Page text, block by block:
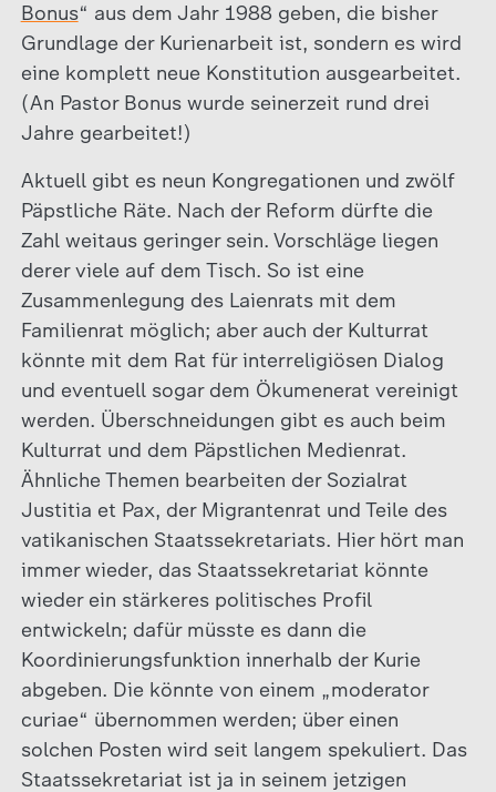
Bonus“ aus dem Jahr 1988 geben, die bisher
Grundlage der Kurienarbeit ist, sondern es wird
eine komplett neue Konstitution ausgearbeitet.
(An Pastor Bonus wurde seinerzeit rund drei
Jahre gearbeitet!)
Aktuell gibt es neun Kongregationen und zwölf
Päpstliche Räte. Nach der Reform dürfte die
Zahl weitaus geringer sein. Vorschläge liegen
derer viele auf dem Tisch. So ist eine
Zusammenlegung des Laienrats mit dem
Familienrat möglich; aber auch der Kulturrat
könnte mit dem Rat für interreligiösen Dialog
und eventuell sogar dem Ökumenerat vereinigt
werden. Überschneidungen gibt es auch beim
Kulturrat und dem Päpstlichen Medienrat.
Ähnliche Themen bearbeiten der Sozialrat
Justitia et Pax, der Migrantenrat und Teile des
vatikanischen Staatssekretariats. Hier hört man
immer wieder, das Staatssekretariat könnte
wieder ein stärkeres politisches Profil
entwickeln; dafür müsste es dann die
Koordinierungsfunktion innerhalb der Kurie
abgeben. Die könnte von einem „moderator
curiae“ übernommen werden; über einen
solchen Posten wird seit langem spekuliert. Das
Staatssekretariat ist ja in seinem jetzigen